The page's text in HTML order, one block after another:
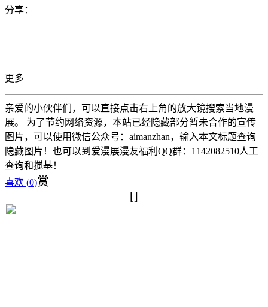
分享：
更多
亲爱的小伙伴们，可以直接点击右上角的放大镜搜索当地漫
展。 为了节约网络资源，本站已经隐藏部分暂未合作的宣传
图片，可以使用微信公众号：aimanzhan，输入本文标题查询
隐藏图片！也可以到爱漫展漫友福利QQ群：1142082510人工
查询和搅基！
喜欢 (0)赏
[]